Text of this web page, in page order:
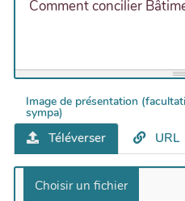
Comment concilier
Image de présentation
sympa)
Téléverser URL